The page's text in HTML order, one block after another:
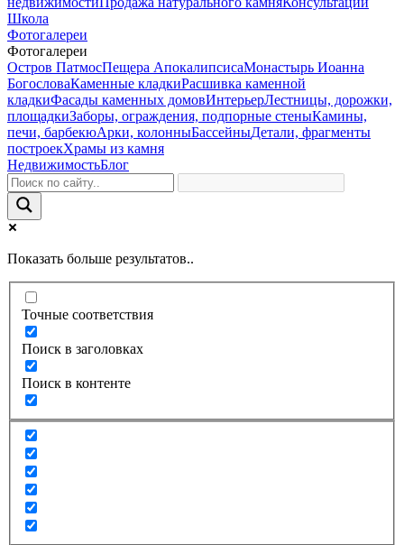
Школа
Фотогалереи
Фотогалереи
Остров ПатмосПещера АпокалипсисаМонастырь Иоанна
БогословаКаменные кладкиРасшивка каменной
кладкиФасады каменных домовИнтерьерЛестницы, дорожки,
площадкиЗаборы, ограждения, подпорные стеныКамины,
печи, барбекюАрки, колонныБассейныДетали, фрагменты
построекХрамы из камня
НедвижимостьБлог
Показать больше результатов..
Точные соответствия
Поиск в заголовках
Поиск в контенте